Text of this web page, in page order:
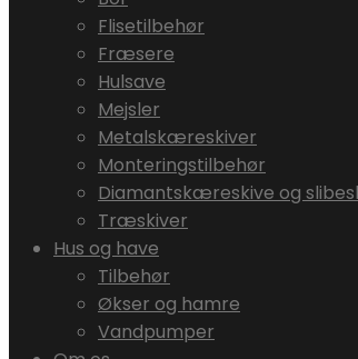
Flisetilbehør
Fræsere
Hulsave
Mejsler
Metalskæreskiver
Monteringstilbehør
Diamantskæreskive og
Træskiver
Hus og have
Tilbehør
Økser og hamre
Vandpumper